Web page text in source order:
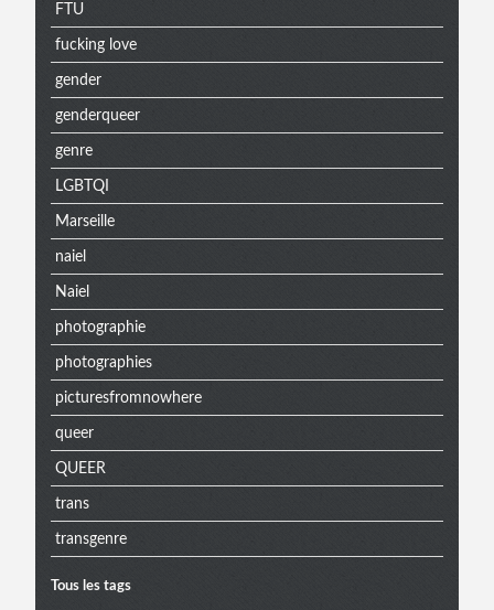
FTU
fucking love
gender
genderqueer
genre
LGBTQI
Marseille
naiel
Naiel
photographie
photographies
picturesfromnowhere
queer
QUEER
trans
transgenre
Tous les tags